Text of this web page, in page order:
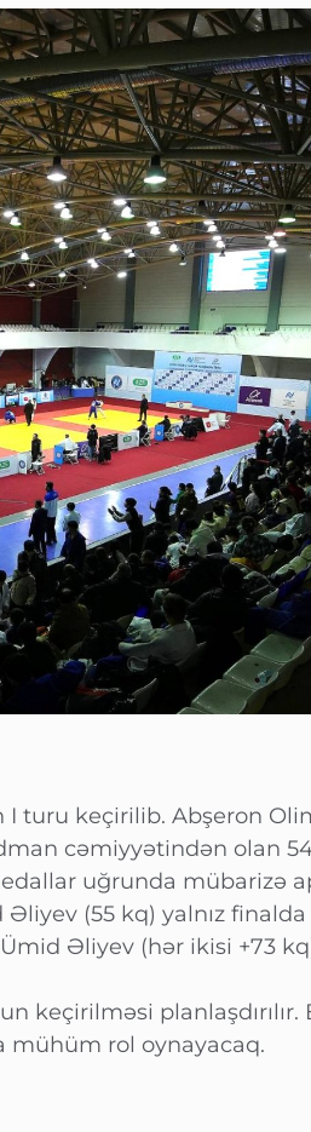
I turu keçirilib. Abşeron
cəmiyyətindən olan
uğrunda mübarizə
(55 kq) yalnız
Əliyev (hər ikisi +73
keçirilməsi
mühüm rol oynayacaq.